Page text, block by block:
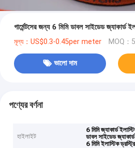
গার্মেন্টসের জন্য 6 মিমি ডাবল সাইডেড জ্যাকার্ড
মূল্য：US$0.3-0.45per meter MOQ：
ভালো দাম
পণ্যের বর্ণনা
হাইলাইট
6 মিমি জ্যাকার্ড
ডাবল সাইডেড
6 মিমি ইলাস্টিক